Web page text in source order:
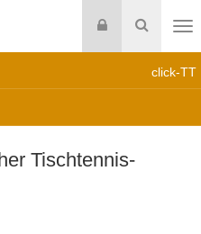
Suche
Login
click-TT
Tischtennis-